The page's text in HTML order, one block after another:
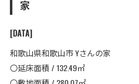
家
[DATA]
和歌山県和歌山市 Yさんの家
〇延床面積 / 132.49㎡